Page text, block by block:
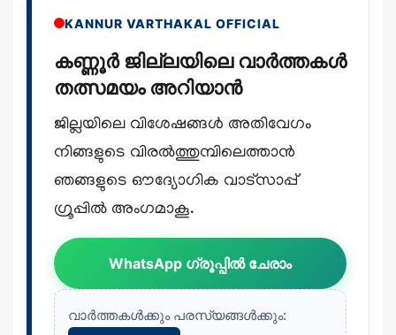
KANNUR VARTHAKAL OFFICIAL
കണ്ണൂർ ജില്ലയിലെ വാർത്തകൾ
തത്സമയം അറിയാൻ
ജില്ലയിലെ വിശേഷങ്ങൾ അതിവേഗം
നിങ്ങളുടെ വിരൽത്തുമ്പിലെത്താൻ
ഞങ്ങളുടെ ഔദ്യോഗിക വാട്സാപ്പ്
ഗ്രൂപ്പിൽ അംഗമാകൂ.
WhatsApp ഗ്രൂപ്പിൽ ചേരാം
വാർത്തകൾക്കും പരസ്യങ്ങൾക്കും: